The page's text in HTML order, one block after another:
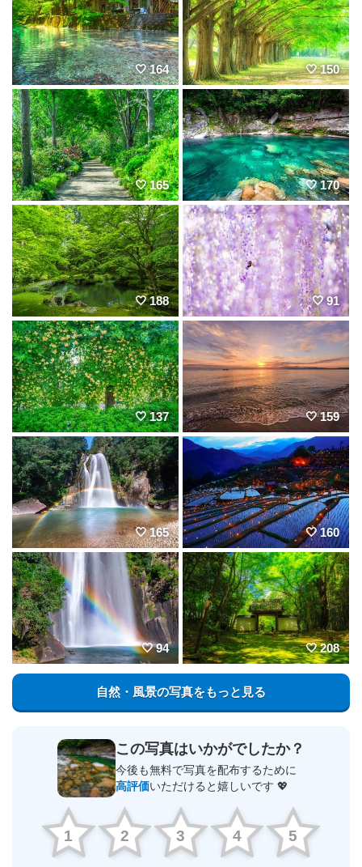
164 150
165 170
188 91
137 159
165 160
94 208
自然・風景の写真をもっと見る
この写真はいかがでしたか？
今後も無料で写真を配布するために
高評価いただけると嬉しいです 💖
1 2 3 4 5